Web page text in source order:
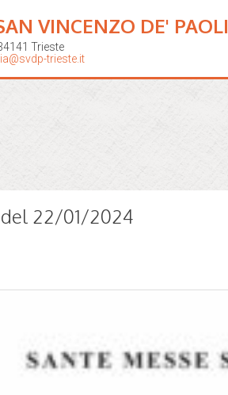
VINCENZO DE' PAOLI
Trieste
trieste.it
22/01/2024